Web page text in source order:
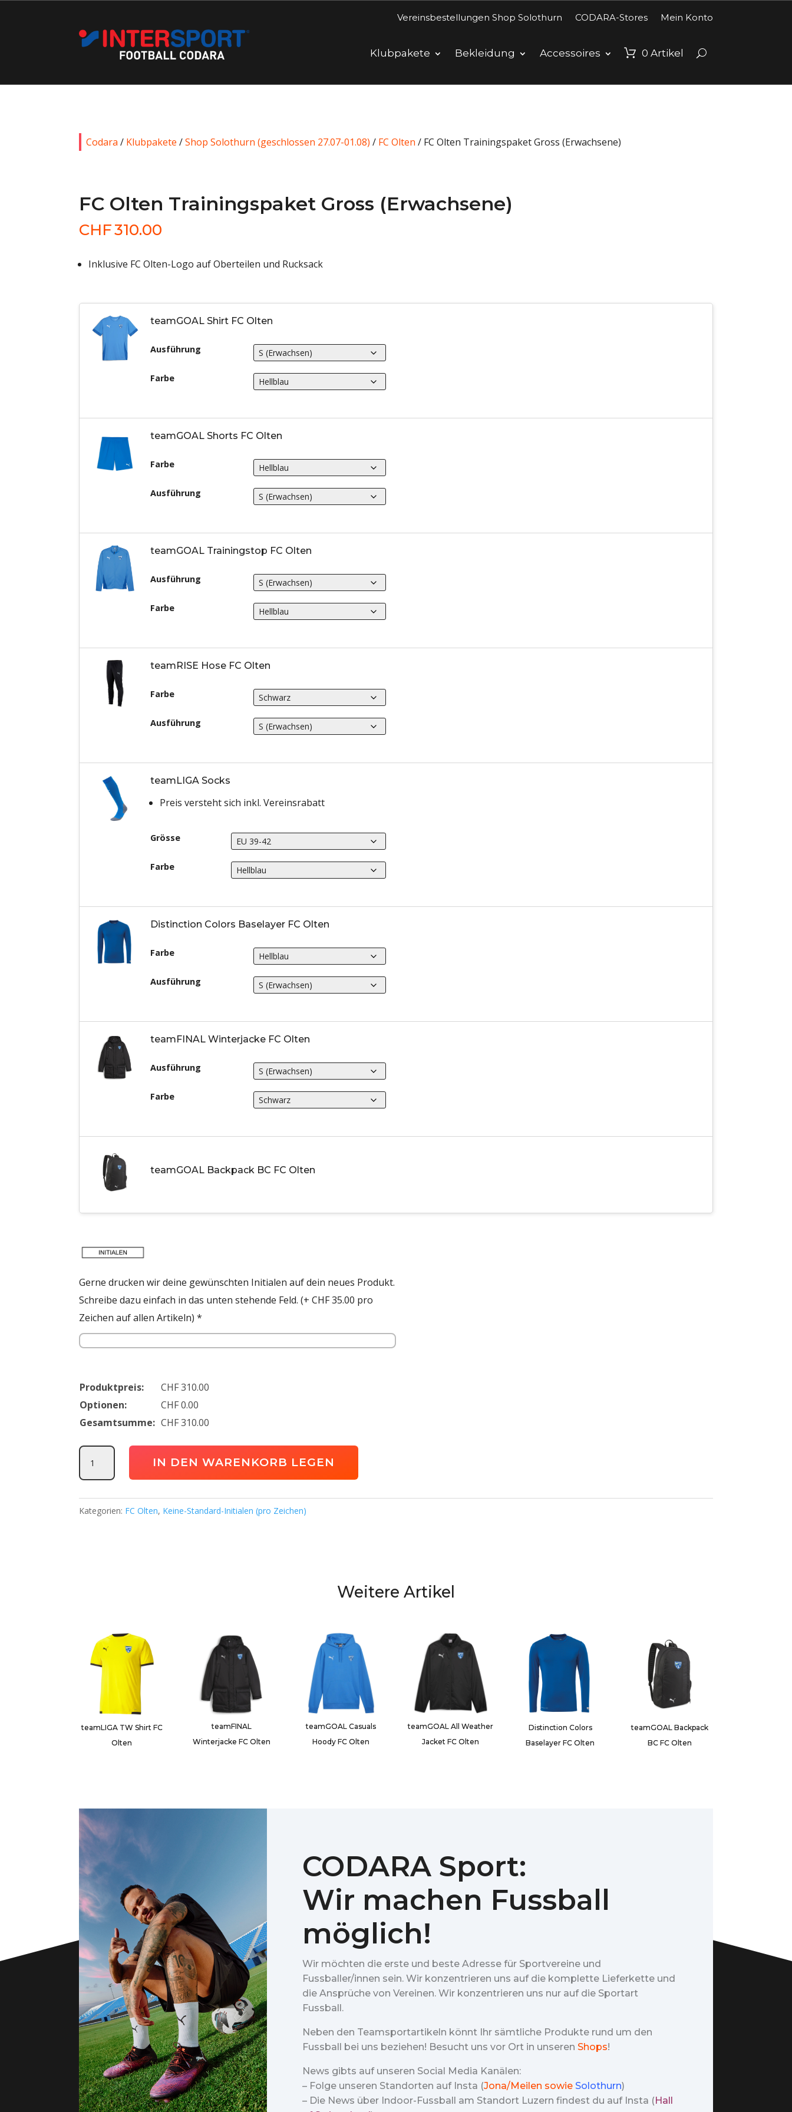
Vereinsbestellungen Shop Solothurn CODARA-Stores Mein Konto
Klubpakete Bekleidung Accessoires 0 Artikel
Codara / Klubpakete /Shop Solothurn (geschlossen 27.07-01.08) / FC Olten / FC Olten Trainingspaket Gross (Erwachsene)
FC Olten Trainingspaket Gross (Erwachsene)
CHF310.00
Inklusive FC Olten-Logo auf Oberteilen und Rucksack
teamGOAL Shirt FC Olten
Ausführung
Farbe
teamGOAL Shorts FC Olten
Farbe
Ausführung
teamGOAL Trainingstop FC Olten
Ausführung
Farbe
teamRISE Hose FC Olten
Farbe
Ausführung
teamLIGA Socks
Preis versteht sich inkl. Vereinsrabatt
Grösse
Farbe
Distinction Colors Baselayer FC Olten
Farbe
Ausführung
teamFINAL Winterjacke FC Olten
Ausführung
Farbe
teamGOAL Backpack BC FC Olten
Gerne drucken wir deine gewünschten Initialen auf dein neues Produkt.
Schreibe dazu einfach in das unten stehende Feld. (+ CHF 35.00 pro
Zeichen auf allen Artikeln)*
Produktpreis: CHF 310.00
Optionen:
CHF 0.00
Gesamtsumme: CHF 310.00
FC
Gross
IN DEN WARENKORB LEGEN
Kategorien: FC Olten, Keine-Standard-Initialen (pro Zeichen)
Weitere Artikel
teamLIGA TW Shirt FC
Olten
teamFINAL
Winterjacke FC Olten
teamGOAL Casuals
Hoody FC Olten
teamGOAL All Weather
Jacket FC Olten
Distinction Colors
Baselayer FC Olten
teamGOAL Backpack
BC FC Olten
CODARA Sport:
Wir machen Fussball
möglich!
Wir möchten die erste und beste Adresse für Sportvereine und
Fussballer/innen sein. Wir konzentrieren uns auf die komplette Lieferkette und
die Ansprüche von Vereinen. Wir konzentrieren uns nur auf die Sportart
Fussball.
Neben den Teamsportartikeln könnt Ihr sämtliche Produkte rund um den
Fussball bei uns beziehen! Besucht uns vor Ort in unseren Shops!
News gibts auf unseren Social Media Kanälen:
– Folge unseren Standorten auf Insta (Jona/Meilen sowie Solothurn)
– Die News über Indoor-Fussball am Standort Luzern findest du auf Insta (Hall